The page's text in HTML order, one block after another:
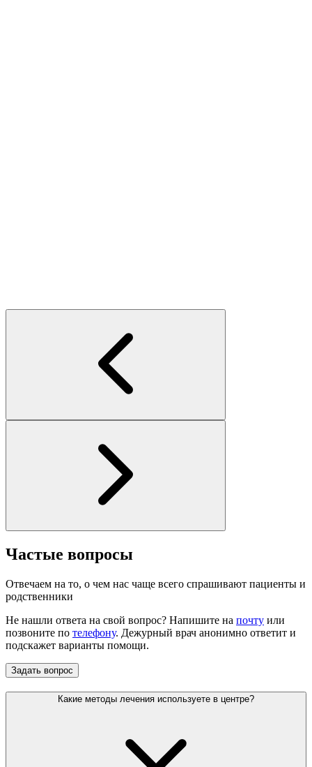
Частые вопросы
Отвечаем на то, о чем нас чаще всего спрашивают пациенты и
родственники
Не нашли ответа на свой вопрос? Напишите на почту или
позвоните по телефону. Дежурный врач анонимно ответит и
подскажет варианты помощи.
Задать вопрос
Какие методы лечения используете в центре?